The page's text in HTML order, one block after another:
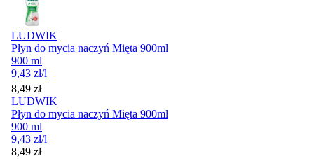
LUDWIK
Płyn do mycia naczyń Mięta 900ml
900 ml
9,43 zł/l
Cena
8,49 zł
LUDWIK
Płyn do mycia naczyń Mięta 900ml
900 ml
9,43 zł/l
Cena
8,49 zł